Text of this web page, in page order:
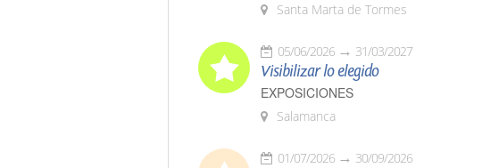
Santa Marta de Tormes
05/06/2026 31/03/2027
Visibilizar lo elegido
EXPOSICIONES
Salamanca
01/07/2026 30/09/2026